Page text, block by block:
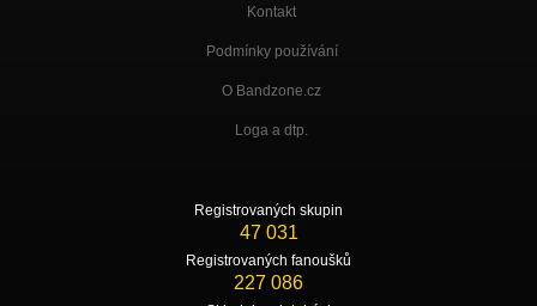
Kontakt
Podmínky používání
O Bandzone.cz
Loga a dtp.
Registrovaných skupin
47 031
Registrovaných fanoušků
227 086